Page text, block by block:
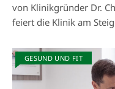
von Klinikgründer Dr.
feiert die Klinik am
GESUND UND FIT